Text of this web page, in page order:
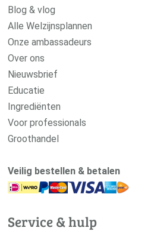
Blog & vlog
Alle Welzijnsplannen
Onze ambassadeurs
Over ons
Nieuwsbrief
Educatie
Ingrediënten
Voor professionals
Groothandel
Veilig bestellen & betalen
Service & hulp